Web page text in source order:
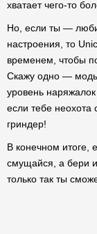
хватает чего-то
Но, если ты —
настроения, то
временем, чтобы
Скажу одно — моды
уровень
если тебе неохота
гриндер!
В конечном итоге,
смущайся, а бери
только так ты